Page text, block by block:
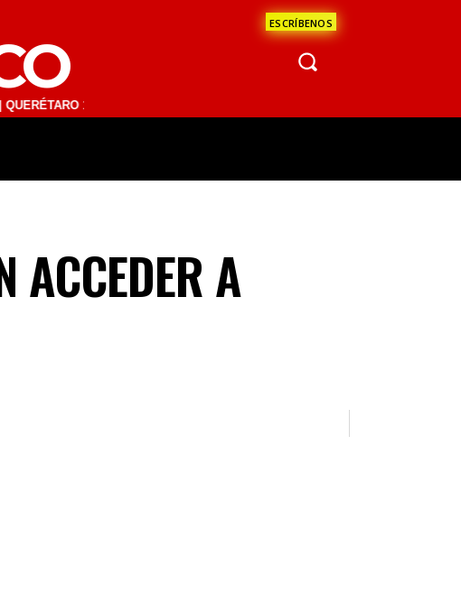
ESCRÍBENOS
103.1 FM | SAN JUAN DEL RÍO 93.1 FM | GUADALAJARA 1510 AM | LA
ACCEDER A